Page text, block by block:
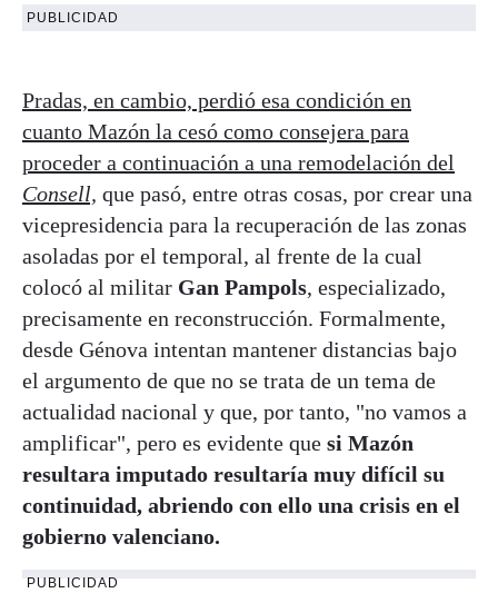
PUBLICIDAD
Pradas, en cambio, perdió esa condición en
cuanto Mazón la cesó como consejera para
proceder a continuación a una remodelación del
Consell, que pasó, entre otras cosas, por crear una
vicepresidencia para la recuperación de las zonas
asoladas por el temporal, al frente de la cual
colocó al militar Gan Pampols, especializado,
precisamente en reconstrucción. Formalmente,
desde Génova intentan mantener distancias bajo
el argumento de que no se trata de un tema de
actualidad nacional y que, por tanto, "no vamos a
amplificar", pero es evidente que si Mazón
resultara imputado resultaría muy difícil su
continuidad, abriendo con ello una crisis en el
gobierno valenciano.
PUBLICIDAD